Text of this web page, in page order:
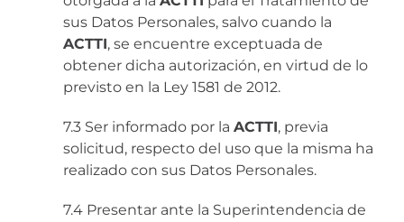
sus Datos Personales, salvo cuando la
ACTTI, se encuentre exceptuada de
obtener dicha autorización, en virtud de lo
previsto en la Ley 1581 de 2012.
7.3 Ser informado por la ACTTI, previa
solicitud, respecto del uso que la misma ha
realizado con sus Datos Personales.
7.4 Presentar ante la Superintendencia de